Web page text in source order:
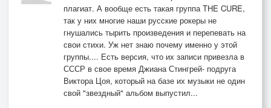
плагиат. А вообще есть такая группа THE CURE,
так у них многие наши русские рокеры не
гнушались тырить произведения и перепевать на
свои стихи. Уж нет знаю почему именно у этой
группы.... Есть версия, что их записи привезла в
СССР в свое время Джиана Стингрей- подруга
Виктора Цоя, который на базе их музыки не один
свой "звездный" альбом выпустил...